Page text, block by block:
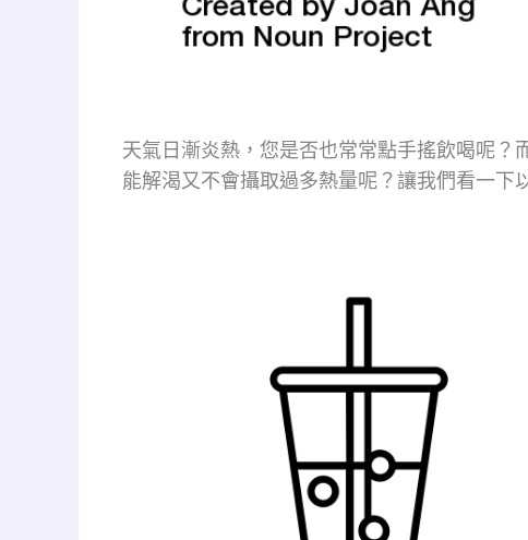
天氣日漸炎熱，您是否也常常點手搖飲喝呢
能解渴又不會攝取過多熱量呢？讓我們看一下